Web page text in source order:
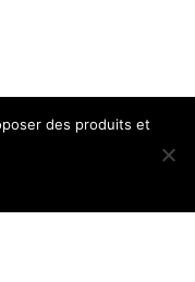
des produits et